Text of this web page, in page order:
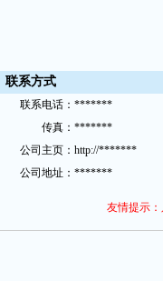
联系方式
联系电话： *******
传真： *******
公司主页： http://*******
公司地址： *******
友情提示